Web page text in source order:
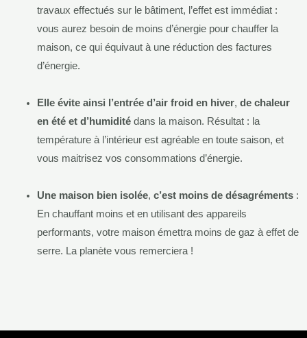
travaux effectués sur le bâtiment, l’effet est immédiat :
vous aurez besoin de moins d’énergie pour chauffer la
maison, ce qui équivaut à une réduction des factures
d’énergie.
Elle évite ainsi l’entrée d’air froid en hiver, de chaleur
en été et d’humiditédans la maison. Résultat : la
température à l’intérieur est agréable en toute saison, et
vous maitrisez vos consommations d’énergie.
Une maison bien isolée, c’est moins de désagréments:
En chauffant moins et en utilisant des appareils
performants, votre maison émettra moins de gaz à effet de
serre. La planète vous remerciera !